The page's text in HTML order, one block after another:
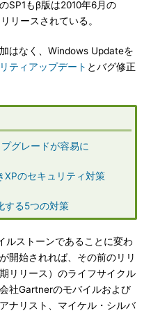
SP1もβ版は2010年6月の
リースされている。
はなく、Windows Updateを
ティアップデート とバグ修正
グレードが容易に
XPのセキュリティ対策
する5つの対策
ルストーンであることに変わ
開始されれば、その前のリリ
リリース）のライフサイクル
社Gartnerのモバイルおよび
ナリスト、マイケル・シルバ